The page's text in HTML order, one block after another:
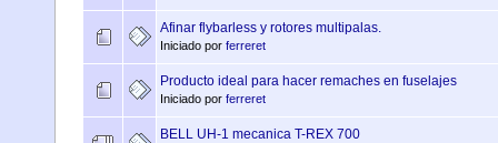
Afinar flybarless y rotores multipalas.
Iniciado por ferreret
Producto ideal para hacer remaches en fuselajes
Iniciado por ferreret
BELL UH-1 mecanica T-REX 700